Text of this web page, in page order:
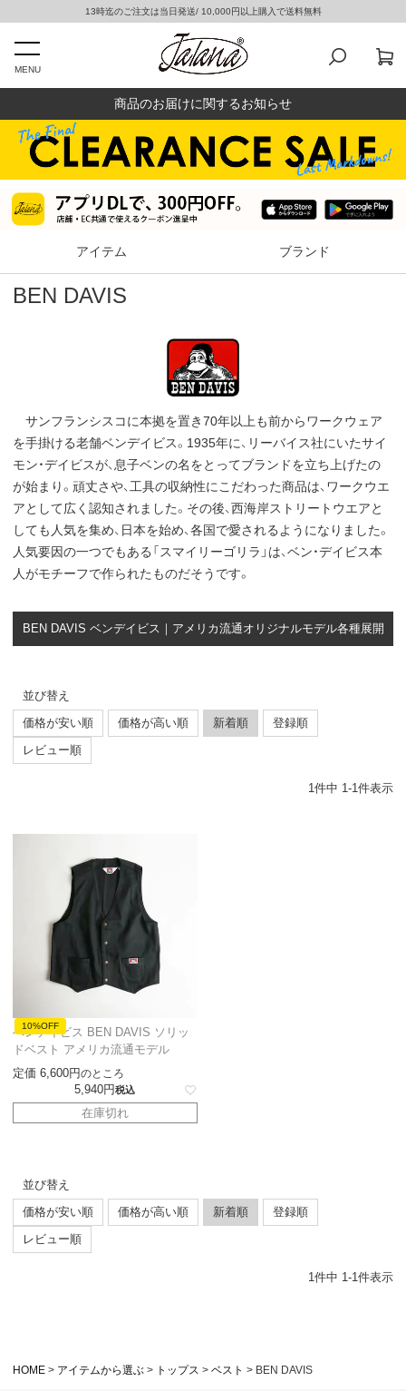
13時迄のご注文は当日発送/ 10,000円以上購入で送料無料
MENU
商品のお届けに関するお知らせ
アイテム ブランド
BEN DAVIS
サンフランシスコに本拠を置き70年以上も前からワークウェア
を手掛ける老舗ベンデイビス。1935年に、リーバイス社にいたサイ
モン・デイビスが、息子ベンの名をとってブランドを立ち上げたの
が始まり。頑丈さや、工具の収納性にこだわった商品は、ワークウエ
アとして広く認知されました。その後、西海岸ストリートウエアと
しても人気を集め、日本を始め、各国で愛されるようになりました。
人気要因の一つでもある「スマイリーゴリラ」は、ベン・デイビス本
人がモチーフで作られたものだそうです。
BEN DAVIS ベンデイビス｜アメリカ流通オリジナルモデル各種展開
並び替え
価格が安い順
価格が高い順 新着順
登録順
レビュー順
1件中 1-1件表示
10%OFF
ベンデイビス BEN DAVIS ソリッ
ドベスト アメリカ流通モデル
定価 6,600 のところ
5,940 税込
在庫切れ
並び替え
価格が安い順
価格が高い順 新着順
登録順
レビュー順
1件中 1-1件表示
HOME アイテムから選ぶ トップス ベスト BEN DAVIS